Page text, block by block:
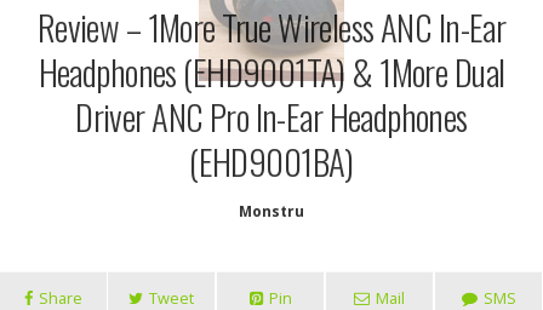
Review – 1More True Wireless ANC In-Ear
Headphones (EHD9001TA) & 1More Dual
Driver ANC Pro In-Ear Headphones
(EHD9001BA)
Monstru
Share Tweet Pin Mail SMS